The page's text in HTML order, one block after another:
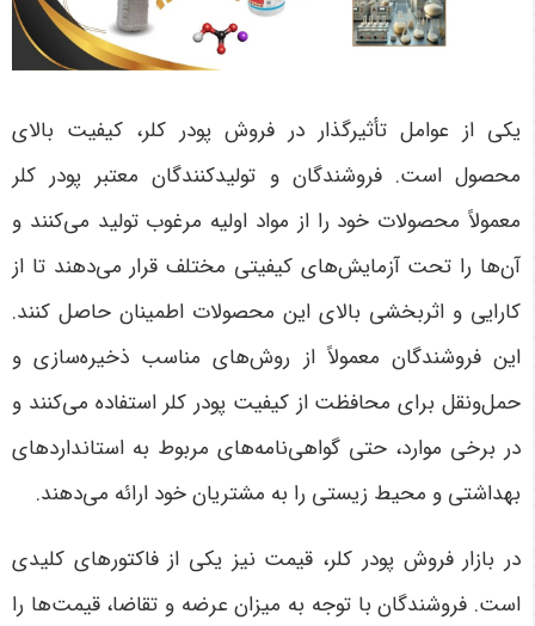
یکی از عوامل تأثیرگذار در فروش پودر کلر، کیفیت بالای
محصول است. فروشندگان و تولیدکنندگان معتبر پودر کلر
معمولاً محصولات خود را از مواد اولیه مرغوب تولید می‌کنند و
آن‌ها را تحت آزمایش‌های کیفیتی مختلف قرار می‌دهند تا از
کارایی و اثربخشی بالای این محصولات اطمینان حاصل کنند.
این فروشندگان معمولاً از روش‌های مناسب ذخیره‌سازی و
حمل‌ونقل برای محافظت از کیفیت پودر کلر استفاده می‌کنند و
در برخی موارد، حتی گواهی‌نامه‌های مربوط به استانداردهای
بهداشتی و محیط زیستی را به مشتریان خود ارائه می‌دهند.
در بازار فروش پودر کلر، قیمت نیز یکی از فاکتورهای کلیدی
است. فروشندگان با توجه به میزان عرضه و تقاضا، قیمت‌ها را